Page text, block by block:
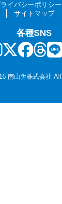
イバシーポリシー
サイトマップ
各種SNS
南山舎株式会社